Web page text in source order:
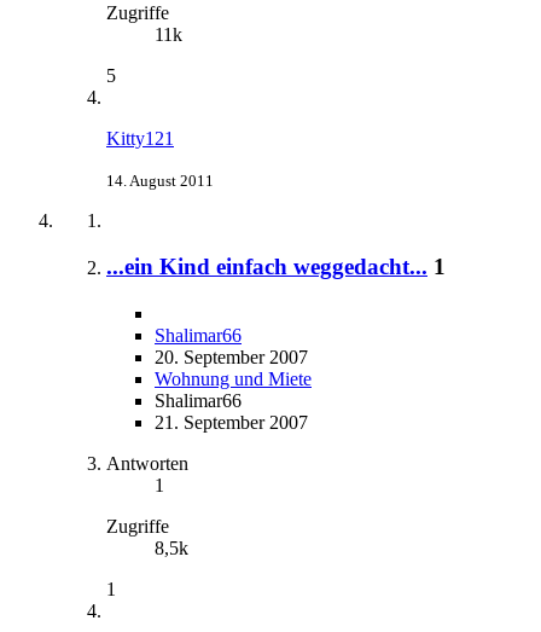
Zugriffe
11k
5
Kitty121
14. August 2011
...ein Kind einfach weggedacht... 1
Shalimar66
20. September 2007
Wohnung und Miete
Shalimar66
21. September 2007
Antworten
1
Zugriffe
8,5k
1